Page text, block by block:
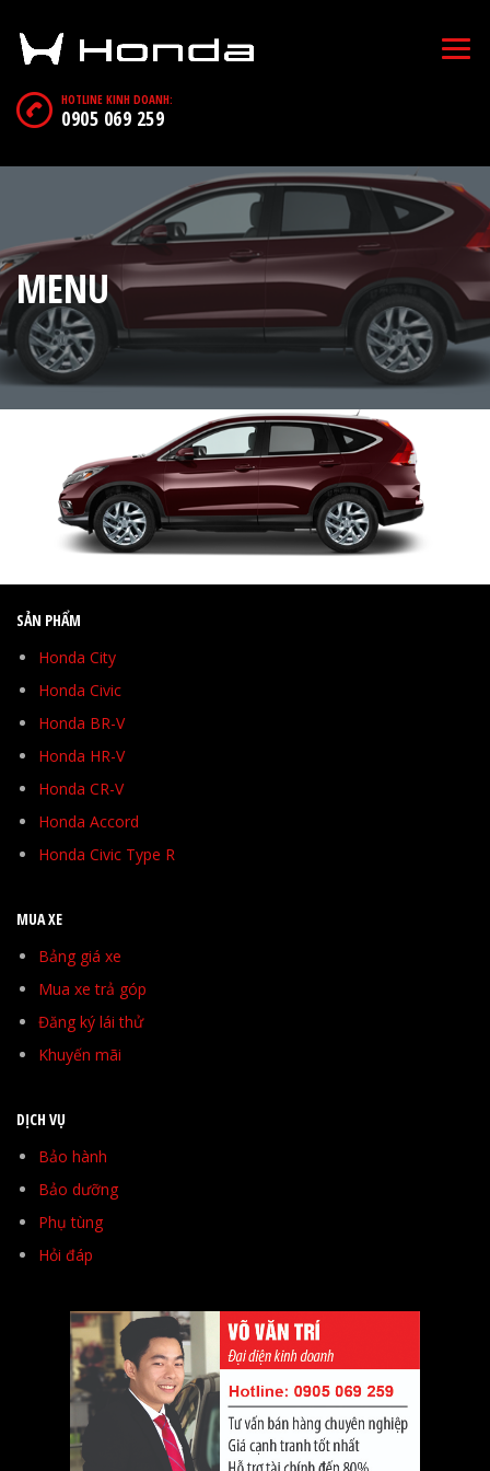
HOTLINE KINH DOANH:
0905 069 259
MENU
SẢN PHẨM
Honda City
Honda Civic
Honda BR-V
Honda HR-V
Honda CR-V
Honda Accord
Honda Civic Type R
MUA XE
Bảng giá xe
Mua xe trả góp
Đăng ký lái thử
Khuyến mãi
DỊCH VỤ
Bảo hành
Bảo dưỡng
Phụ tùng
Hỏi đáp